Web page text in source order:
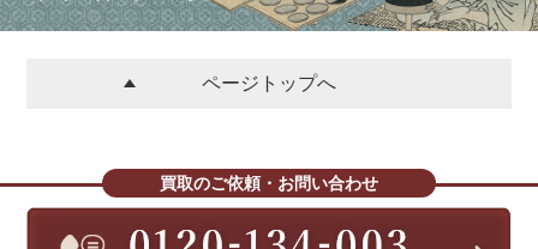
ページトップへ
買取のご依頼・お問い合わせ